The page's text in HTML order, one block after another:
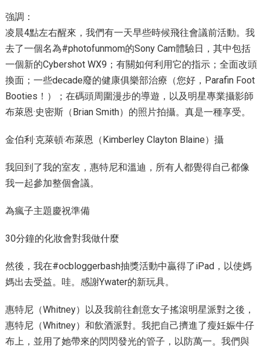
強調：
凌晨4點左右醒來，我們有一天早些時候飛往會議前活動。我
去了一個名為#photofunmom的Sony Cam體驗日，其中包括
一個新的Cyber​​shot WX9；有關如何利用它的指示；全面改頭
換面；一些decade廢的健康俱樂部治療（您好，Parafin Foot
Booties！）；在碼頭周圍漫步的導遊，以及明星專業攝影師
布萊恩·史密斯（Brian Smith）的照片拍攝。真是一種享受。
金伯利·克萊頓·布萊恩（Kimberley Clayton Blaine）攝
我回到了我的室友，惠特尼和溫迪，所有人都覺得自己都像
我一起參加整個會議。
為瘋子主題慶祝準備
30分鐘的化妝會對我做什麼
然後，我在#ocbloggerbash抽獎活動中贏得了iPad，以使媽
媽出去受益。哇。感謝Ywater的新玩具。
惠特尼（Whitney）以及我前往創意女子搖滾明星派對之後，
惠特尼（Whitney）和飲酒派對。我把自己擠進了瘦妊娠牛仔
布上，並用了她帶來的閃閃發光的管子，以防萬一。我們與